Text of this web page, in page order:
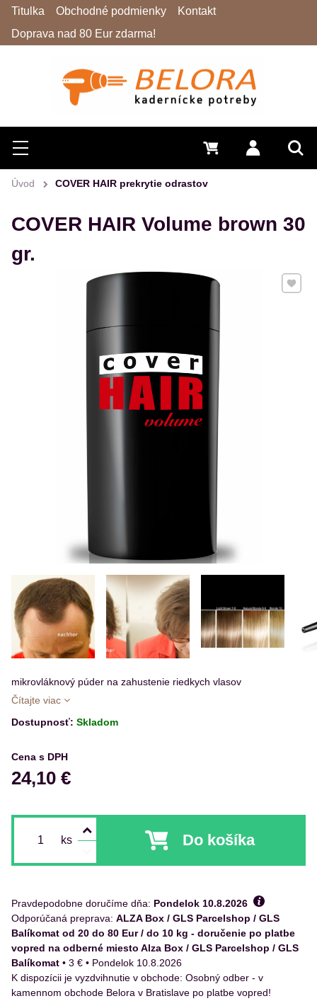
Hľadať
Menu Prihlásiť
0 €
Titulka Obchodné podmienky
Kontakt
Doprava nad 80 Eur zdarma!
Úvod COVER HAIR prekrytie odrastov
COVER HAIR Volume brown 30
gr.
mikrovláknový púder na zahustenie riedkych vlasov
Čítajte viac
Pridať
Dostupnosť: Skladom
Cena s DPH
24,10 €
ks Do košíka
Pravdepodobne doručíme dňa: Pondelok 10.8.2026
ALZA Box / GLS Parcelshop / GLS
Balíkomat od 20 do 80 Eur / do 10 kg - doručenie po platbe
vopred na odberné miesto Alza Box / GLS Parcelshop / GLS
Balíkomat • 3 € • Pondelok 10.8.2026
Osobný odber - v
kamennom obchode Belora v Bratislave po platbe vopred!